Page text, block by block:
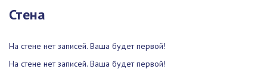
Стена
На стене нет записей. Ваша будет первой!
На стене нет записей. Ваша будет первой!